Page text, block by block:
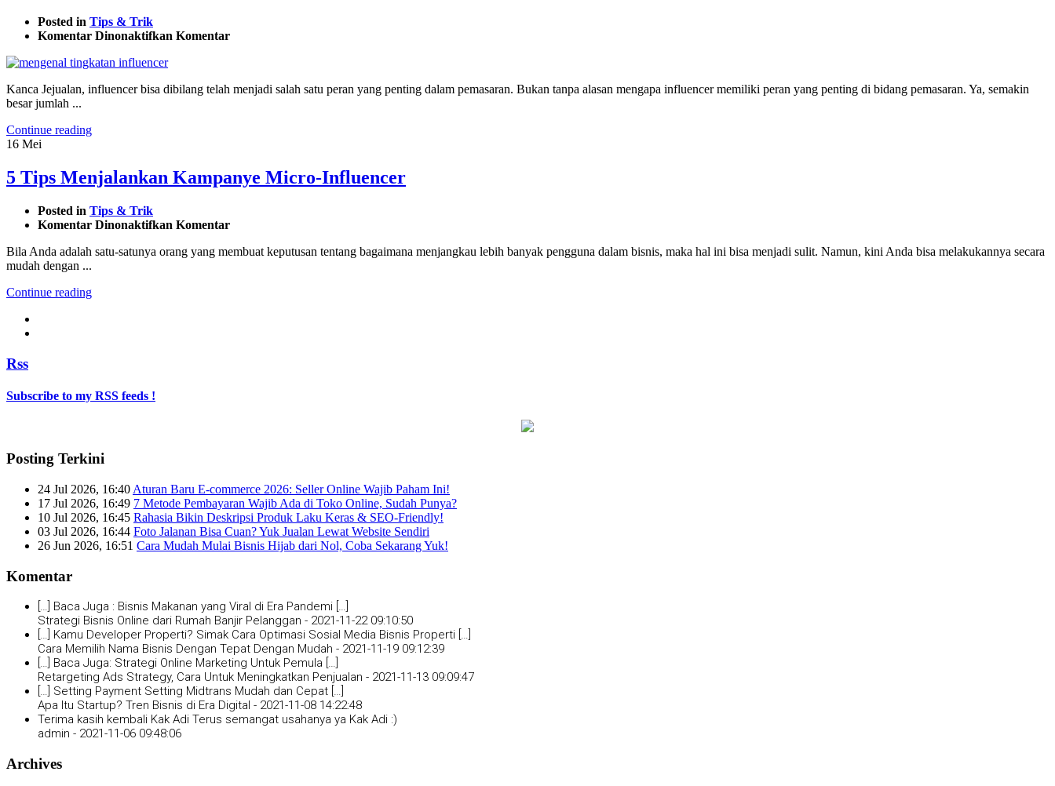
Posted in Tips & Trik
Komentar Dinonaktifkan pada
Influencer,
Komentar
Kanca Jejualan, influencer bisa dibilang telah menjadi salah satu peran yang penting dalam pemasaran. Bukan tanpa alasan mengapa influencer memiliki peran yang penting di bidang pemasaran. Ya, semakin
besar jumlah ...
Continue reading
16 Mei
5 Tips Menjalankan Kampanye Micro-Influencer
Posted in Tips & Trik
Komentar Dinonaktifkan pada
Tips
Komentar
Bila Anda adalah satu-satunya orang yang membuat keputusan tentang bagaimana menjangkau lebih banyak pengguna dalam bisnis, maka hal ini bisa menjadi sulit. Namun, kini Anda bisa melakukannya secara
mudah dengan ...
Continue reading
Rss
Subscribe to my RSS feeds !
Posting Terkini
24 Jul 2026, 16:40 Aturan Baru E-commerce 2026: Seller Online Wajib Paham Ini!
17 Jul 2026, 16:49 7 Metode Pembayaran Wajib Ada di Toko Online, Sudah Punya?
10 Jul 2026, 16:45 Rahasia Bikin Deskripsi Produk Laku Keras & SEO-Friendly!
03 Jul 2026, 16:44 Foto Jalanan Bisa Cuan? Yuk Jualan Lewat Website Sendiri
26 Jun 2026, 16:51 Cara Mudah Mulai Bisnis Hijab dari Nol, Coba Sekarang Yuk!
Komentar
[…] Baca Juga : Bisnis Makanan yang Viral di Era Pandemi […]
Strategi Bisnis Online dari Rumah Banjir Pelanggan - 2021-11-22 09:10:50
[…] Kamu Developer Properti? Simak Cara Optimasi Sosial Media Bisnis Properti […]
Cara Memilih Nama Bisnis Dengan Tepat Dengan Mudah - 2021-11-19 09:12:39
[…] Baca Juga: Strategi Online Marketing Untuk Pemula […]
Retargeting Ads Strategy, Cara Untuk Meningkatkan Penjualan - 2021-11-13 09:09:47
[…] Setting Payment Setting Midtrans Mudah dan Cepat […]
Apa Itu Startup? Tren Bisnis di Era Digital - 2021-11-08 14:22:48
Terima kasih kembali Kak Adi Terus semangat usahanya ya Kak Adi :)
admin - 2021-11-06 09:48:06
Archives